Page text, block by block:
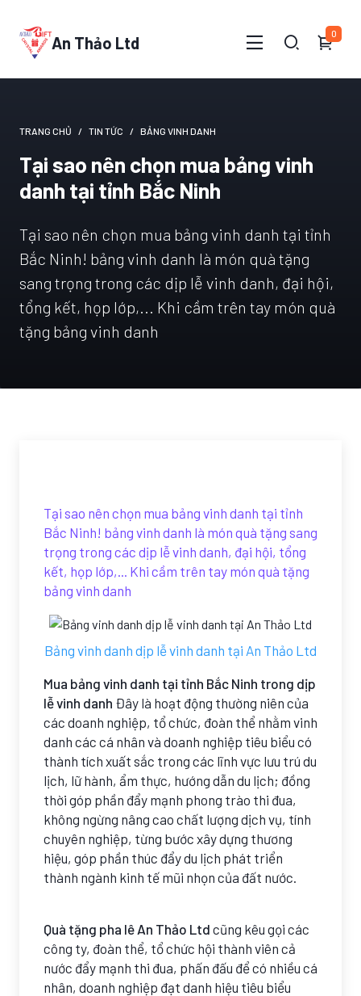
An Thảo Ltd 0
TRANG CHỦ TIN TỨC BẢNG VINH DANH
Tại sao nên chọn mua bảng vinh
danh tại tỉnh Bắc Ninh
Tại sao nên chọn mua bảng vinh danh tại tỉnh
Bắc Ninh! bảng vinh danh là món quà tặng
sang trọng trong các dịp lễ vinh danh, đại hội,
tổng kết, họp lớp,... Khi cầm trên tay món quà
tặng bảng vinh danh
Tại sao nên chọn mua bảng vinh danh tại tỉnh
Bắc Ninh! bảng vinh danh là món quà tặng sang
trọng trong các dịp lễ vinh danh, đại hội, tổng
kết, họp lớp,... Khi cầm trên tay món quà tặng
bảng vinh danh
Bảng vinh danh dịp lễ vinh danh tại An Thảo Ltd
Mua bảng vinh danh tại tỉnh Bắc Ninh trong dịp
lễ vinh danh Đây là hoạt động thường niên của
các doanh nghiệp, tổ chức, đoàn thể nhằm vinh
danh các cá nhân và doanh nghiệp tiêu biểu có
thành tích xuất sắc trong các lĩnh vực lưu trú du
lịch, lữ hành, ẩm thực, hướng dẫn du lịch; đồng
thời góp phần đẩy mạnh phong trào thi đua,
không ngừng nâng cao chất lượng dịch vụ, tính
chuyên nghiệp, từng bước xây dựng thương
hiệu, góp phần thúc đẩy du lịch phát triển
thành ngành kinh tế mũi nhọn của đất nước.
Quà tặng pha lê An Thảo Ltd cũng kêu gọi các
công ty, đoàn thể, tổ chức hội thành viên cả
nước đẩy mạnh thi đua, phấn đấu để có nhiều cá
nhân, doanh nghiệp đạt danh hiệu tiêu biểu